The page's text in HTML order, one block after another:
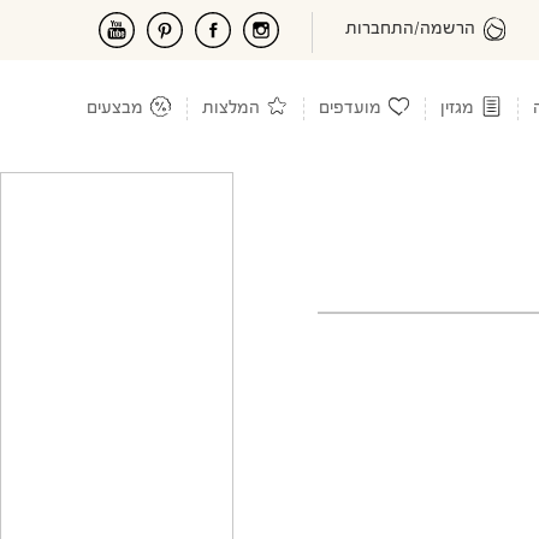
הרשמה/התחברות
מגזין מועדפים המלצות מבצעים